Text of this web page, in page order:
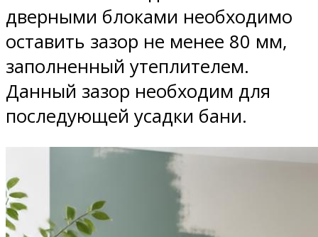
дверными блоками необходимо
оставить зазор не менее 80 мм,
заполненный утеплителем.
Данный зазор необходим для
последующей усадки бани.